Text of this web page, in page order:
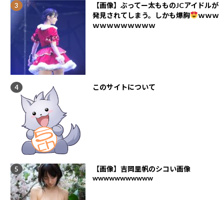
【画像】ぶってー太もものJCアイドルが
発見されてしまう。しかも爆胸
ｗｗｗ
ｗｗｗｗｗｗｗｗｗ
このサイトについて
【画像】吉岡里帆のシコい画像
wwwwwwwwwww